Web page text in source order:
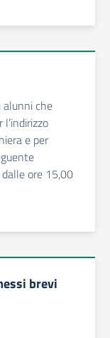
alunni che
e per
ore 15,00
brevi